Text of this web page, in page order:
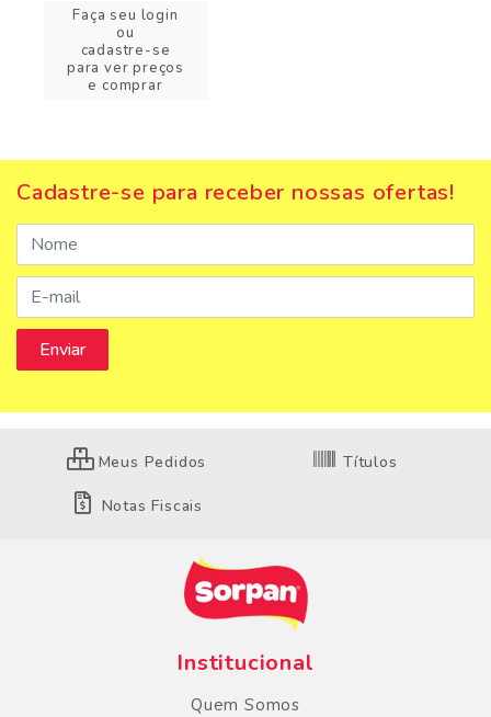
Faça seu login
ou
cadastre-se
para ver preços
e comprar
Cadastre-se para receber nossas ofertas!
Meus Pedidos Títulos
Notas Fiscais
Institucional
Quem Somos